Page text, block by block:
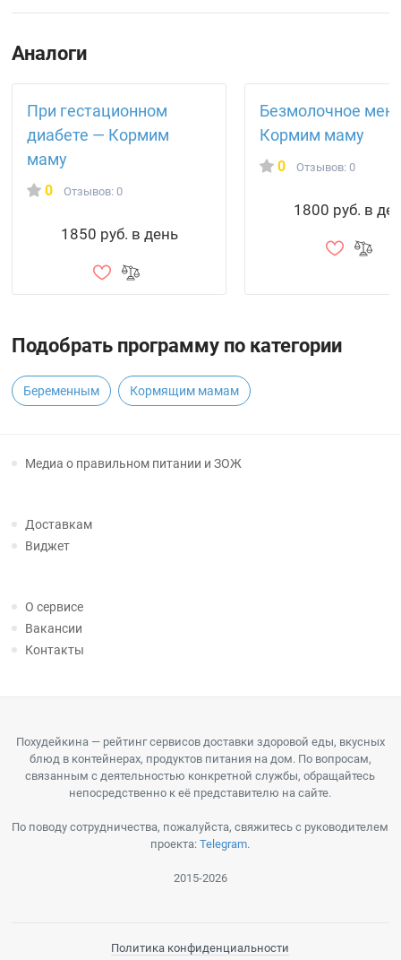
Аналоги
При гестационном
диабете — Кормим
маму
0 Отзывов: 0
1850 руб. в день
Безмолочное
Кормим маму
0 Отзывов: 0
1800 руб. в
Подобрать программу по категории
Беременным Кормящим мамам
Медиа о правильном питании и ЗОЖ
Доставкам
Виджет
О сервисе
Вакансии
Контакты
Похудейкина — рейтинг сервисов доставки здоровой еды, вкусных
блюд в контейнерах, продуктов питания на дом. По вопросам,
связанным с деятельностью конкретной службы, обращайтесь
непосредственно к её представителю на сайте.
По поводу сотрудничества, пожалуйста, свяжитесь с руководителем
проекта:Telegram.
2015-2026
Политика конфиденциальности